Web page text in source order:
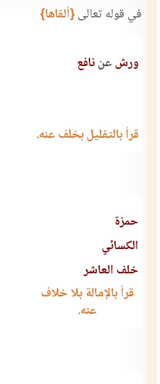
في قوله تعالى{ألقاها}
ورش عننافع
قرأ بالتقليل بخلف عنه.
حمزة
الكسائي
خلف العاشر
قرأ بالإمالة بلا خلاف
عنه.